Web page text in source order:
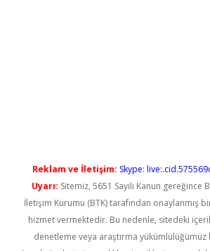
Reklam ve İletişim: Skype:
Uyarı: Sitemiz, 5651 Sayılı Kanun gereğince
İletişim Kurumu (BTK) tarafından onaylanmış
hizmet vermektedir. Bu nedenle, sitedeki
denetleme veya araştırma yükümlülüğümüz